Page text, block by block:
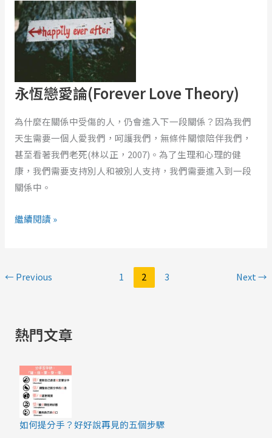
永恆戀愛論(Forever Love Theory)
為什麼在關係中受傷的人，仍會進入下一段關係？因為我們
天生需要一個人愛我們，呵護我們，無條件關懷陪伴我們，
甚至看著我們老死(林以正，2007)。為了生理和心理的健
康，我們需要支持別人和被別人支持，我們需要進入到一段
關係中。
恆
戀
愛
Love
繼續閱讀 »
← Previous 1 2 3 Next→
熱門文章
如何提分手？好好說再見的五個步驟